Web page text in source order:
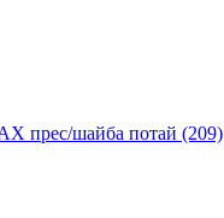
прес/шайба потай (209)